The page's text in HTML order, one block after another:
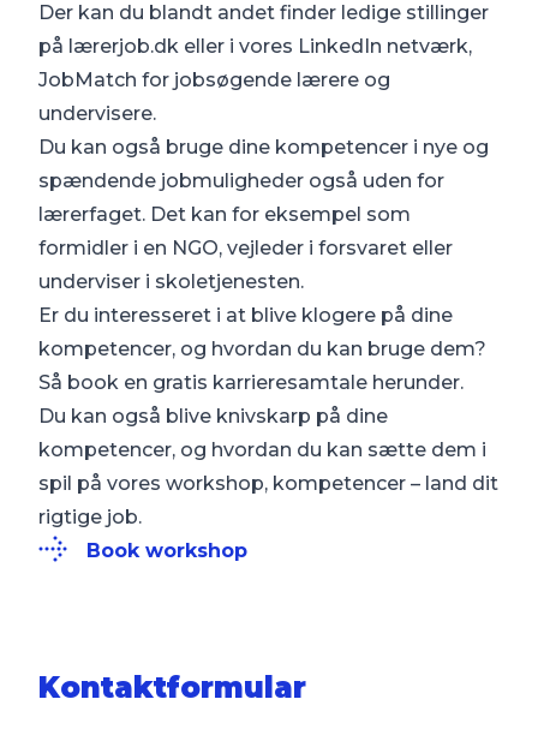
Der kan du blandt andet finder ledige stillinger
på lærerjob.dk eller i vores LinkedIn netværk,
JobMatch for jobsøgende lærere og
undervisere.
Du kan også bruge dine kompetencer i nye og
spændende jobmuligheder også uden for
lærerfaget. Det kan for eksempel som
formidler i en NGO, vejleder i forsvaret eller
underviser i skoletjenesten.
Er du interesseret i at blive klogere på dine
kompetencer, og hvordan du kan bruge dem?
Så book en gratis karrieresamtale herunder.
Du kan også blive knivskarp på dine
kompetencer, og hvordan du kan sætte dem i
spil på vores workshop, kompetencer – land dit
rigtige job.
Book workshop
Kontaktformular